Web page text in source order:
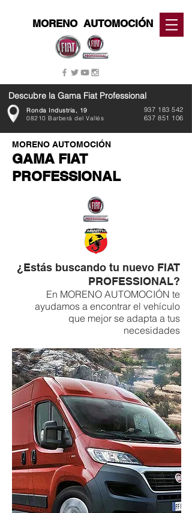
MORENO AUTOMOCIÓN
Descubre la Gama Fiat Professional
Ronda Industria, 19
08210 Barberá del Vallés
937 183 542
637 851 106
MORENO AUTOMOCIÓN
GAMA FIAT
PROFESSIONAL
¿Estás buscando tu nuevo FIAT
PROFESSIONAL?
En MORENO AUTOMOCIÓN te
ayudamos a encontrar el vehículo
que mejor se adapta a tus
necesidades